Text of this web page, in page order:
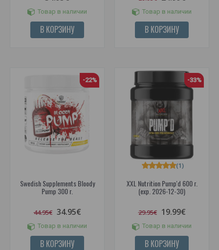
Товар в наличии
В КОРЗИНУ
Товар в наличии
В КОРЗИНУ
-22%
Swedish Supplements Bloody
Pump 300 г.
44.95€ 34.95€
Товар в наличии
В КОРЗИНУ
-33%
XXL Nutrition Pump'd 600 г.
(exp. 2026-12-30)
(1)
29.95€ 19.99€
Товар в наличии
В КОРЗИНУ